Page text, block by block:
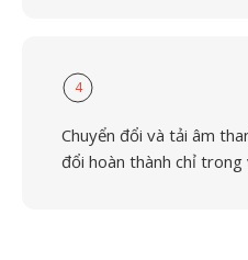
4
Chuyển đổi và tải âm
đổi hoàn thành chỉ trong